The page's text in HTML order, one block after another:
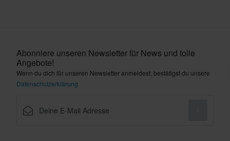
Abonniere unseren Newsletter für News und tolle
Angebote!
Wenn du dich für unseren Newsletter anmeldest, bestätigst du unsere
Datenschutzerklärung